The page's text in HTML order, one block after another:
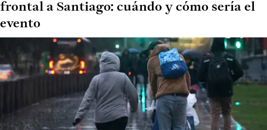
frontal a Santiago: cuándo y cómo sería el
evento